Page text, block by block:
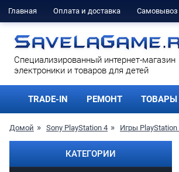
Главная Оплата и доставка Самовывоз
Cпециализированный интернет-магазин
электроники и товаров для детей
TRADE-IN РЕМОНТ ТОВАРЫ
Домой Sony PlayStation 4 Игры PlayStation
КАТЕГОРИИ